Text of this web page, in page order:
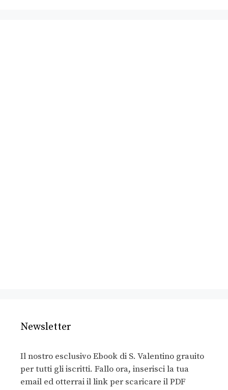
Newsletter
Il nostro esclusivo Ebook di S. Valentino grauito
per tutti gli iscritti. Fallo ora, inserisci la tua
email ed otterrai il link per scaricare il PDF